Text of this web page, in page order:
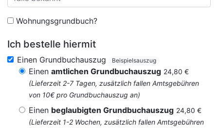
Wohnungsgrundbuch?
Ich bestelle hiermit
Einen Grundbuchauszug Beispielsauszug
Einen amtlichen Grundbuchauszug 24,80 €
(Lieferzeit 2-7 Tagen, zusätzlich fallen Amtsgebühren
von 10€ pro Grundbuchauszug an)
Einen beglaubigten Grundbuchauszug 24,80 €
(Lieferzeit 1-2 Wochen, zusätzlich fallen Amtsgebühren